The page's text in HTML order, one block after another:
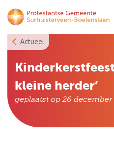
Skip
to
Actueel
kleine herder’
geplaatst op 26 december